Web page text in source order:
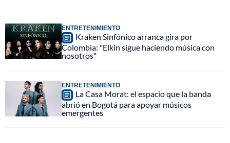
ENTRETENIMIENTO
Kraken Sinfónico arranca gira por
Colombia: "Elkin sigue haciendo música con
nosotros"
ENTRETENIMIENTO
La Casa Morat: el espacio que la banda
abrió en Bogotá para apoyar músicos
emergentes